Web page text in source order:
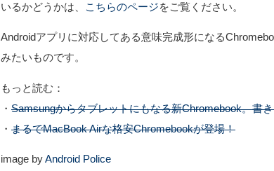
いるかどうかは、
こちらのページをご覧ください。
Androidアプリに対応してある意味完成形になる
みたいものです。
もっと読む：
・ Samsungからタブレットにもなる新Chromebook。書
・ まるでMacBook Airな格安Chromebookが登場！
image byAndroid Police